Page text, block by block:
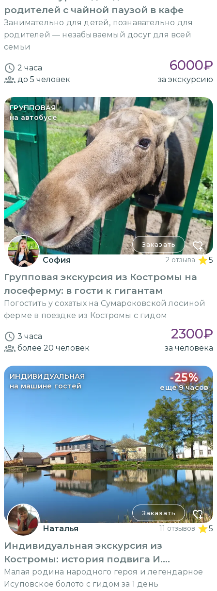
родителей с чайной паузой в кафе
Занимательно для детей, познавательно для
родителей — незабываемый досуг для всей
семьи
2 часа 6000₽
до 5 человек за экскурсию
ГРУППОВАЯ
на автобусе
Заказать
София 2 отзыва 5
Групповая экскурсия из Костромы на
лосеферму: в гости к гигантам
Погостить у сохатых на Сумароковской лосиной
ферме в поездке из Костромы с гидом
3 часа 2300₽
более 20 человек за человека
ИНДИВИДУАЛЬНАЯ
на машине гостей
-25%
еще 9 часов
Заказать
Наталья 11 отзывов 5
Индивидуальная экскурсия из
Костромы: история подвига И.
Сусанина
Малая родина народного героя и легендарное
Исуповское болото с гидом за 1 день